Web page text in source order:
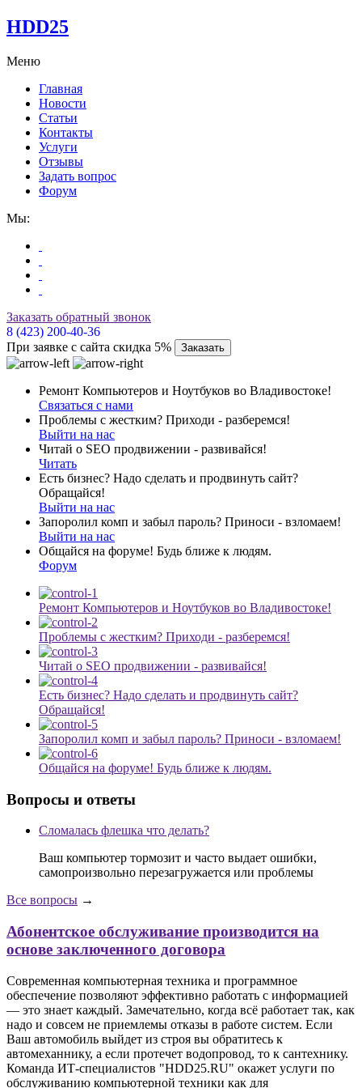
HDD25
Меню
Главная
Новости
Статьи
Контакты
Услуги
Отзывы
Задать вопрос
Форум
Мы:
Заказать обратный звонок
8 (423) 200-40-36
При заявке с сайта скидка 5%
Заказать
Ремонт Компьютеров и Ноутбуков во Владивостоке!
Связаться с нами
Проблемы с жестким? Приходи - разберемся!
Выйти на нас
Читай о SEO продвижении - развивайся!
Читать
Есть бизнес? Надо сделать и продвинуть сайт?
Обращайся!
Выйти на нас
Запоролил комп и забыл пароль? Приноси - взломаем!
Выйти на нас
Общайся на форуме! Будь ближе к людям.
Форум
Ремонт Компьютеров и Ноутбуков во Владивостоке!
Проблемы с жестким? Приходи - разберемся!
Читай о SEO продвижении - развивайся!
Есть бизнес? Надо сделать и продвинуть сайт?
Обращайся!
Запоролил комп и забыл пароль? Приноси - взломаем!
Общайся на форуме! Будь ближе к людям.
Вопросы и ответы
Сломалась флешка что делать?
Ваш компьютер тормозит и часто выдает ошибки,
самопроизвольно перезагружается или проблемы
Все вопросы →
Абонентское обслуживание производится на
основе заключенного договора
Современная компьютерная техника и программное
обеспечение позволяют эффективно работать с информацией
— это знает каждый. Замечательно, когда всё работает так, как
надо и совсем не приемлемы отказы в работе систем. Если
Ваш автомобиль выйдет из строя вы обратитесь к
автомеханнику, а если протечет водопровод, то к сантехнику.
Команда ИТ-специалистов "HDD25.RU" окажет услуги по
обслуживанию компьютерной техники как для